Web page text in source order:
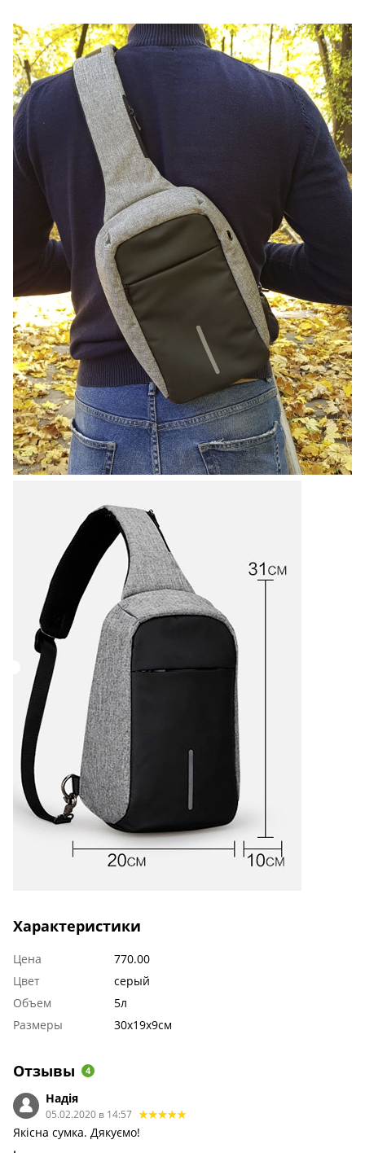
Характеристики
Цена
770.00
Цвет
серый
Объем
5л
Размеры
30х19х9см
Отзывы 4
Надія
05.02.2020 в 14:57
Якісна сумка. Дякуємо!